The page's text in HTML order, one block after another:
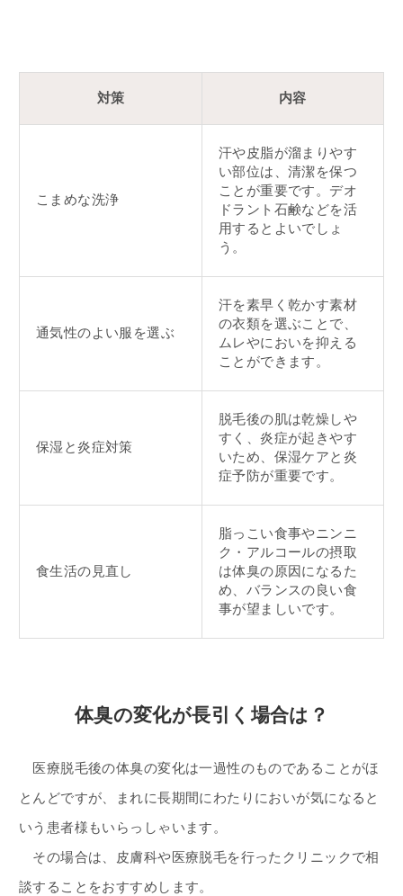
対策 内容
こまめな洗浄
汗や皮脂が溜まりやす
い部位は、清潔を保つ
ことが重要です。デオ
ドラント石鹸などを活
用するとよいでしょ
う。
通気性のよい服を選ぶ
汗を素早く乾かす素材
の衣類を選ぶことで、
ムレやにおいを抑える
ことができます。
保湿と炎症対策
脱毛後の肌は乾燥しや
すく、炎症が起きやす
いため、保湿ケアと炎
症予防が重要です。
食生活の見直し
脂っこい食事やニンニ
ク・アルコールの摂取
は体臭の原因になるた
め、バランスの良い食
事が望ましいです。
体臭の変化が長引く場合は？
医療脱毛後の体臭の変化は一過性のものであることがほ
とんどですが、まれに長期間にわたりにおいが気になると
いう患者様もいらっしゃいます。
その場合は、皮膚科や医療脱毛を行ったクリニックで相
談することをおすすめします。